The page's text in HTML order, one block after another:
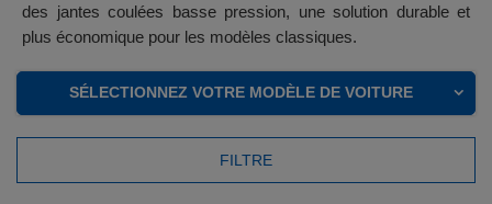
des jantes coulées basse pression, une solution durable et
plus économique pour les modèles classiques.
SÉLECTIONNEZ VOTRE MODÈLE DE VOITURE
FILTRE